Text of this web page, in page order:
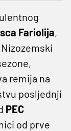
Fariolija,
remija na
posljednji
PEC
od prve